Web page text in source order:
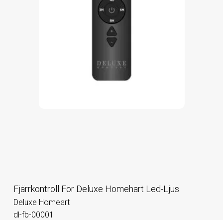
Fjärrkontroll För Deluxe Homehart Led-Ljus
Deluxe Homeart
dl-fb-00001